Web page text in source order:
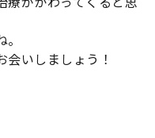
いしましょう！